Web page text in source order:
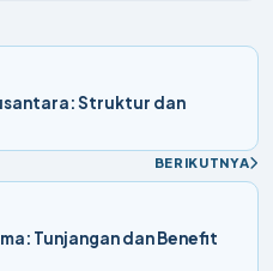
Struktur dan
BERIKUTNYA
Tunjangan dan Benefit